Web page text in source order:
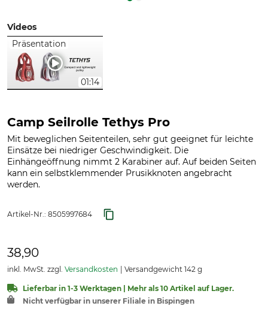
Videos
Präsentation
01:14
Camp Seilrolle Tethys Pro
Mit beweglichen Seitenteilen, sehr gut geeignet für leichte
Einsätze bei niedriger Geschwindigkeit. Die
Einhängeöffnung nimmt 2 Karabiner auf. Auf beiden Seiten
kann ein selbstklemmender Prusikknoten angebracht
werden.
Artikel-Nr.: 8505997684
38,90
inkl. MwSt. zzgl. Versandkosten Versandgewicht 142 g
Lieferbar in 1-3 Werktagen | Mehr als 10 Artikel auf Lager.
Nicht verfügbar in unserer Filiale in Bispingen